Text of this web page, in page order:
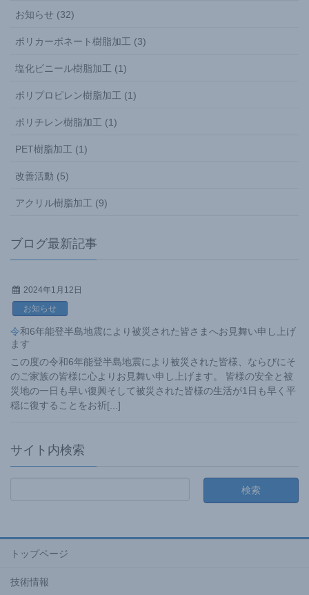
お知らせ (32)
ポリカーボネート樹脂加工 (3)
塩化ビニール樹脂加工 (1)
ポリプロピレン樹脂加工 (1)
ポリチレン樹脂加工 (1)
PET樹脂加工 (1)
改善活動 (5)
アクリル樹脂加工 (9)
ブログ最新記事
2024年1月12日
お知らせ
令和6年能登半島地震により被災された皆さまへお見舞い申し上げ
ます
この度の令和6年能登半島地震により被災された皆様、ならびにそ
のご家族の皆様に心よりお見舞い申し上げます。 皆様の安全と被
災地の一日も早い復興そして被災された皆様の生活が1日も早く平
穏に復することをお祈[...]
サイト内検索
トップページ
技術情報